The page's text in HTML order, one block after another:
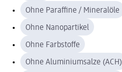
Ohne Paraffine / Mineralöle
Ohne Nanopartikel
Ohne Farbstoffe
Ohne Aluminiumsalze (ACH)